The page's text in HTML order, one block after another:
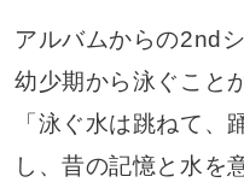
アルバムからの2nd
幼少期から泳ぐこと
「泳ぐ水は跳ねて、
し、昔の記憶と水を